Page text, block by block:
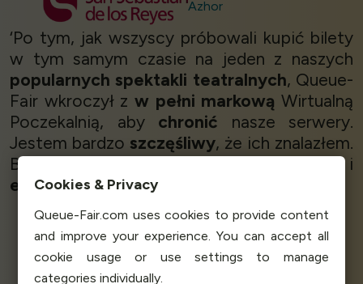
Azhor
‘Po tym, jak wszyscy próbowali kupić bilety
w tym samym czasie na jeden z naszych
popularnych spektakli teatralnych, Queue-
Fair wkroczył z w pełni markową Wirtualną
Poczekalnią, aby chronić nasze serwery.
Jestem bardzo szczęśliwy, że ich znalazłem.
Bardzo mi się podoba, cała koncepcja i
elastyczność. Dziękuję, Queue-Fair!’
Planet Art Theatre
Cookies & Privacy
Queue-Fair.com uses cookies to provide content
and improve your experience. You can accept all
cookie usage or use settings to manage
categories individually.